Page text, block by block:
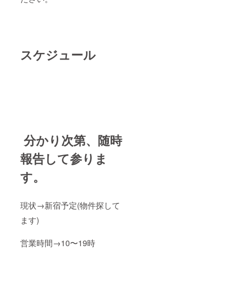
スケジュール
分かり次第、随時
報告して参りま
す。
現状→新宿予定(物件探して
ます)
営業時間→10〜19時